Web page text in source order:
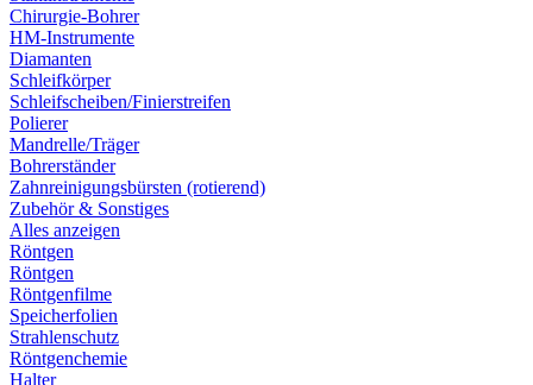
Chirurgie-Bohrer
HM-Instrumente
Diamanten
Schleifkörper
Schleifscheiben/Finierstreifen
Polierer
Mandrelle/Träger
Bohrerständer
Zahnreinigungsbürsten (rotierend)
Zubehör & Sonstiges
Alles anzeigen
Röntgen
Röntgen
Röntgenfilme
Speicherfolien
Strahlenschutz
Röntgenchemie
Halter